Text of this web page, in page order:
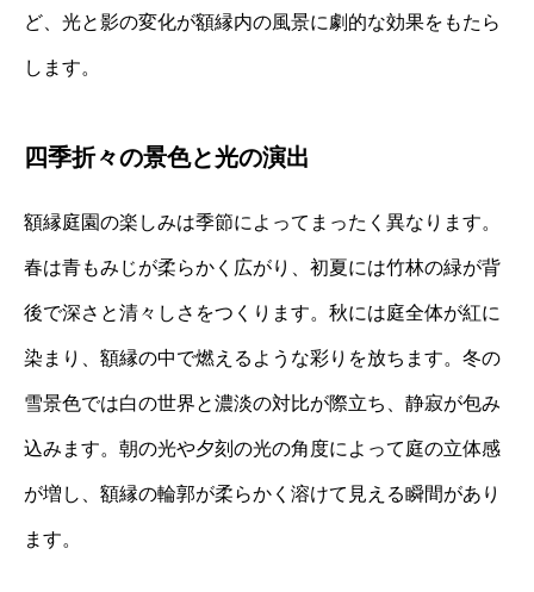
ど、光と影の変化が額縁内の風景に劇的な効果をもたら
します。
四季折々の景色と光の演出
額縁庭園の楽しみは季節によってまったく異なります。
春は青もみじが柔らかく広がり、初夏には竹林の緑が背
後で深さと清々しさをつくります。秋には庭全体が紅に
染まり、額縁の中で燃えるような彩りを放ちます。冬の
雪景色では白の世界と濃淡の対比が際立ち、静寂が包み
込みます。朝の光や夕刻の光の角度によって庭の立体感
が増し、額縁の輪郭が柔らかく溶けて見える瞬間があり
ます。